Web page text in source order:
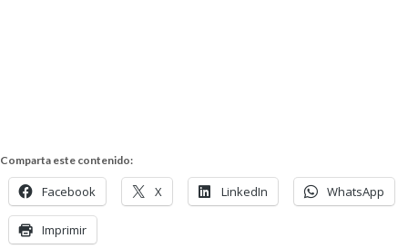
Comparta este contenido:
Facebook X LinkedIn WhatsApp
Imprimir